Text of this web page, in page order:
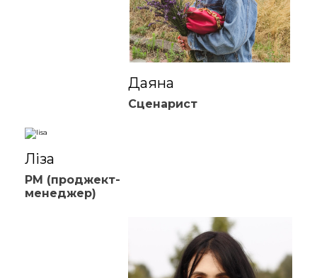
Даяна
Сценарист
Ліза
PM (проджект-
менеджер)